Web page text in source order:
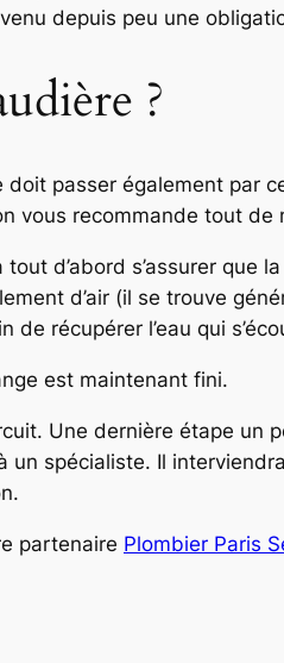
depuis peu une
?
passer également par
vous recommande tout
d’abord s’assurer que
d’air (il se trouve
récupérer l’eau qui
est maintenant fini.
Une dernière étape un
spécialiste. Il
partenaire Plombier Paris